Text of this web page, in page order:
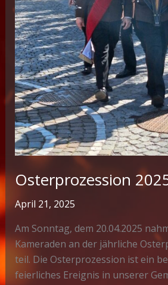
Osterprozession
April 21, 2025
Am Sonntag, dem 20.04.2025
Kameraden an der jährliche
teil. Die Osterprozession ist ein
feierliches Ereignis in unserer